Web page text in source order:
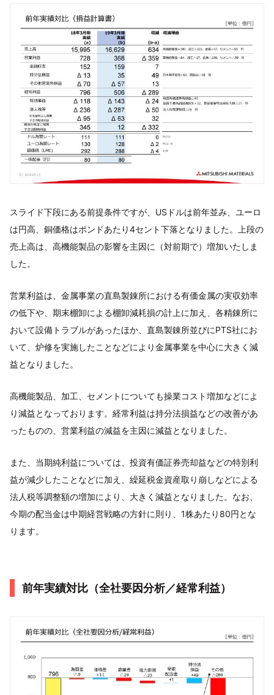
スライド下段にある前提条件ですが、USドルは前年並み、ユーロ
は円高、銅価格はポンドあたり4セント下落となりました。上段の
売上高は、高機能製品の影響を主因に（対前期で）増加いたしま
した。
営業利益は、金属事業の直島製錬所における有価金属の実収効率
の低下や、期末棚卸による棚卸減耗損の計上に加え、各精錬所に
おいて設備トラブルがあったほか、直島製錬所並びにPTS社にお
いて、炉修を実施したことなどにより金属事業を中心に大きく減
益となりました。
高機能製品、加工、セメントについても操業コスト増加などによ
り減益となっております。経常利益は持分法損益などの改善があ
ったものの、営業利益の減益を主因に減益となりました。
また、当期純利益については、投資有価証券売却益などの特別利
益が減少したことなどに加え、繰延税金資産取り崩しなどによる
法人税等調整額の増加により、大きく減益となりました。なお、
今期の配当金は中期経営戦略の方針に則り、1株あたり80円とな
ります。
前年実績対比（全社要因分析／経常利益）